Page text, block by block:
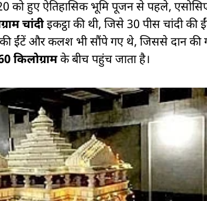
को हुए ऐतिहासिक भूमि पूजन से पहले,
चांदीइकट्ठा की थी, जिसे 30 पीस चांदी की
ईंटें और कलश भी सौंपे गए थे, जिससे दान की
किलोग्रामके बीच पहुंच जाता है।